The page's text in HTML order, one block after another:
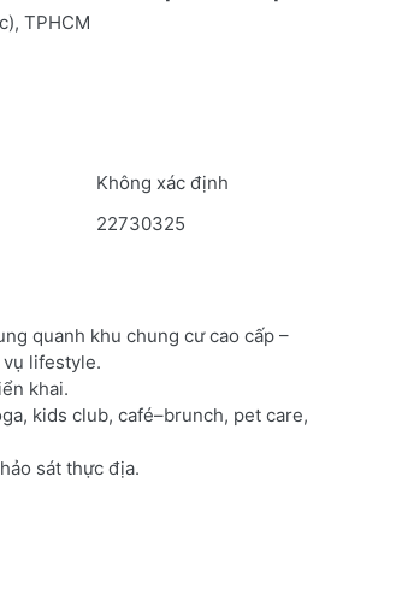
TPHCM
Không xác định
22730325
quanh khu chung cư cao cấp –
lifestyle.
khai.
kids club, café–brunch, pet care,
sát thực địa.